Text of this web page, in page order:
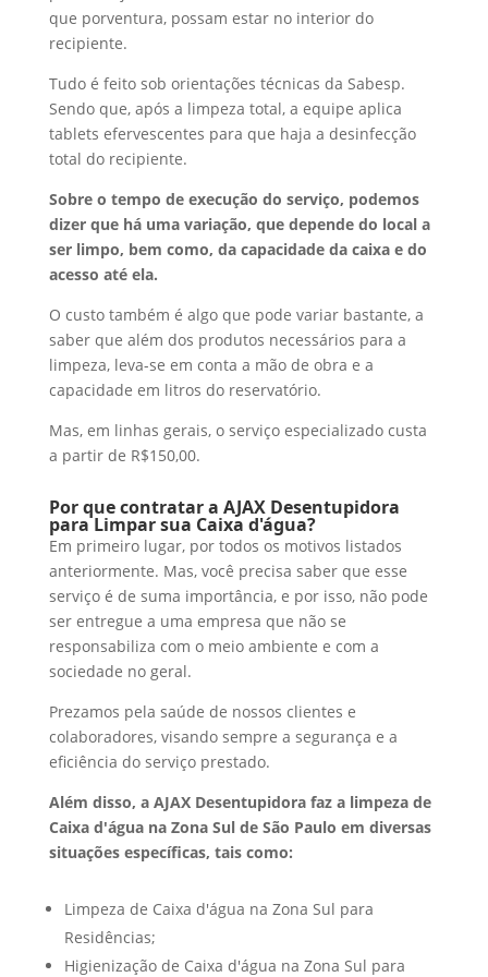
que porventura, possam estar no interior do
recipiente.
Tudo é feito sob orientações técnicas da Sabesp.
Sendo que, após a limpeza total, a equipe aplica
tablets efervescentes para que haja a desinfecção
total do recipiente.
Sobre o tempo de execução do serviço, podemos
dizer que há uma variação, que depende do local a
ser limpo, bem como, da capacidade da caixa e do
acesso até ela.
O custo também é algo que pode variar bastante, a
saber que além dos produtos necessários para a
limpeza, leva-se em conta a mão de obra e a
capacidade em litros do reservatório.
Mas, em linhas gerais, o serviço especializado custa
a partir de R$150,00.
Por que contratar a AJAX Desentupidora
para Limpar sua Caixa d'água?
Em primeiro lugar, por todos os motivos listados
anteriormente. Mas, você precisa saber que esse
serviço é de suma importância, e por isso, não pode
ser entregue a uma empresa que não se
responsabiliza com o meio ambiente e com a
sociedade no geral.
Prezamos pela saúde de nossos clientes e
colaboradores, visando sempre a segurança e a
eficiência do serviço prestado.
Além disso, a AJAX Desentupidora faz a limpeza de
Caixa d'água na Zona Sul de São Paulo em diversas
situações específicas, tais como:
Limpeza de Caixa d'água na Zona Sul para
Residências;
Higienização de Caixa d'água na Zona Sul para